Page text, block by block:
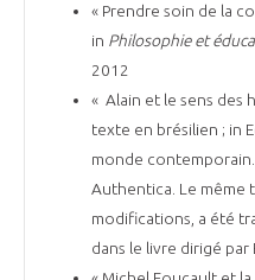
« Prendre soin de la
in Philosophie et
2012
« Alain et le sens des
texte en brésilien ; in
monde
Authentica. Le même
modifications, a été
dans le livre dirigé